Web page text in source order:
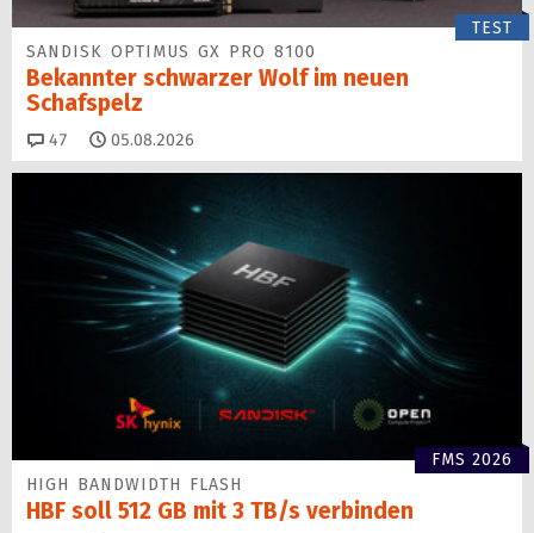
TEST
SANDISK OPTIMUS GX PRO 8100
Bekannter schwarzer Wolf im neuen
Schafspelz
47 Kommentare
05.08.2026
FMS 2026
HIGH BANDWIDTH FLASH
HBF soll 512 GB mit 3 TB/s verbinden